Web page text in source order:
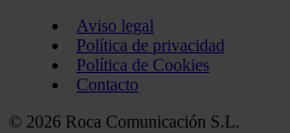
Aviso legal
Política de privacidad
Política de Cookies
Contacto
© 2026 Roca Comunicación S.L.